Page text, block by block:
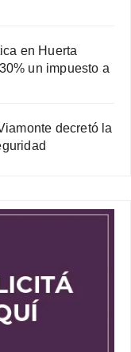
en Huerta
un impuesto a
decretó la